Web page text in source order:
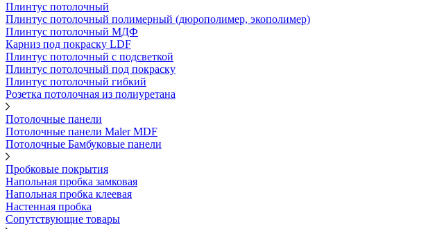
Плинтус потолочный
Плинтус потолочный полимерный (дюрополимер, экополимер)
Плинтус потолочный МДФ
Карниз под покраску LDF
Плинтус потолочный с подсветкой
Плинтус потолочный под покраску
Плинтус потолочный гибкий
Розетка потолочная из полиуретана
Потолочные панели
Потолочные панели Maler MDF
Потолочные Бамбуковые панели
Пробковые покрытия
Напольная пробка замковая
Напольная пробка клеевая
Настенная пробка
Сопутствующие товары